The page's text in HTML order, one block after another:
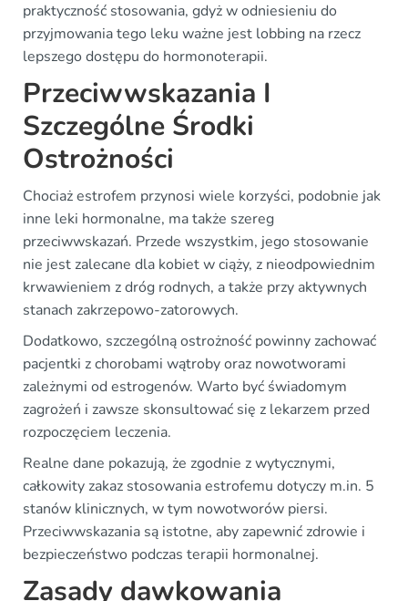
praktyczność stosowania, gdyż w odniesieniu do
przyjmowania tego leku ważne jest lobbing na rzecz
lepszego dostępu do hormonoterapii.
Przeciwwskazania I
Szczególne Środki
Ostrożności
Chociaż estrofem przynosi wiele korzyści, podobnie jak
inne leki hormonalne, ma także szereg
przeciwwskazań. Przede wszystkim, jego stosowanie
nie jest zalecane dla kobiet w ciąży, z nieodpowiednim
krwawieniem z dróg rodnych, a także przy aktywnych
stanach zakrzepowo-zatorowych.
Dodatkowo, szczególną ostrożność powinny zachować
pacjentki z chorobami wątroby oraz nowotworami
zależnymi od estrogenów. Warto być świadomym
zagrożeń i zawsze skonsultować się z lekarzem przed
rozpoczęciem leczenia.
Realne dane pokazują, że zgodnie z wytycznymi,
całkowity zakaz stosowania estrofemu dotyczy m.in. 5
stanów klinicznych, w tym nowotworów piersi.
Przeciwwskazania są istotne, aby zapewnić zdrowie i
bezpieczeństwo podczas terapii hormonalnej.
Zasady dawkowania